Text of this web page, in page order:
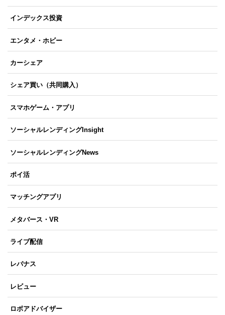
インデックス投資
エンタメ・ホビー
カーシェア
シェア買い（共同購入）
スマホゲーム・アプリ
ソーシャルレンディングInsight
ソーシャルレンディングNews
ポイ活
マッチングアプリ
メタバース・VR
ライブ配信
レバナス
レビュー
ロボアドバイザー